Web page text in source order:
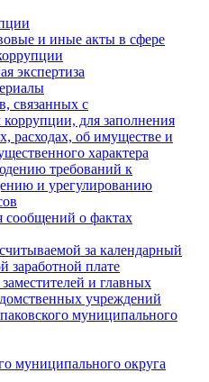
и иные акты в сфере
экспертиза
связанных с
для заполнения
расходах, об имуществе и
характера
требований к
и урегулированию
сообщений о фактах
за календарный
заработной плате
и главных
учреждений
муниципального
муниципального округа